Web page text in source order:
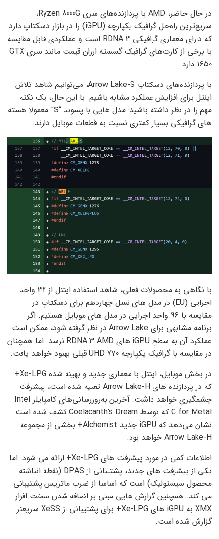
در حال حاضر، AMD با پردازنده‌های سری Ryzen 8000G،
سریع‌ترین راه‌حل گرافیک یکپارچه (iGPU) را در بازار دسکتاپ دارد
که دارای معماری گرافیکی RDNA 3 است و عملکردی قابل مقایسه
با برخی از کارت‌های گرافیک گسسته ارزان قیمت مانند سری GTX
1650 دارد.
با پردازنده‌های دسکتاپ Arrow Lake-S، می‌توانیم شاهد تلاش
اینتل برای افزایش عملکرد مشابه باشیم. با این حال، یک نکته
مهم را در نظر داشته باشید: مدل هایی با پسوند “S” معمولا هسته
های گرافیکی بسیار کمتری نسبت به قطعات موبایل دارند.
با نگاهی به محصولات فعلی، شاهد استفاده اینتل از 32 واحد
اجرایی (EU) در مدل های نسل چهاردهم برای دسکتاپ در
مقایسه با 96 واحد اجرایی در مدل های موبایل هستیم. اگر
برنامه مشابهی برای Arrow Lake در نظر گرفته شود، ممکن است
عملکرد آن به سطح iGPU های RDNA 3 AMD نرسد. اما همچنان
در مقایسه با گرافیک یکپارچه UHD 770 قبلی بهبود خواهد یافت.
در بخش موبایل، اینتل با معماری جدید و بهینه شده Xe-LPG+
که در پردازنده های Arrow Lake-H تعبیه شده است، پیشرفت
چشمگیری خواهد داشت. آخرین به‌روزرسانی‌های کامپایلر Intel
C for Metal که توسط Coelacanth’s Dream کشف شده است
نشان می‌دهد که iGPU جدید Alchemist+ بخشی از مجموعه
Arrow Lake-H خواهد بود.
اطلاعات کمی در مورد پیشرفت های Xe-LPG+ ارائه می شود. اما
یکی از پیشرفت های جدید، پشتیبانی از DPAS (نقطه انباشته
محصول سیستولیک) است که اساسا از ضرب ماتریس پشتیبانی
می کند. همچنین گزارش هایی مبنی بر اضافه شدن سخت افزار
XMX به iGPU های Xe-LPG+ برای پشتیبانی از XeSS سریعتر
گزارش شده است.